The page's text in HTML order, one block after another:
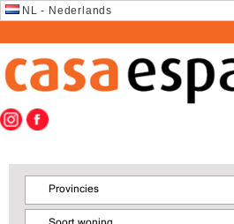
NL - Nederlands
Provincies